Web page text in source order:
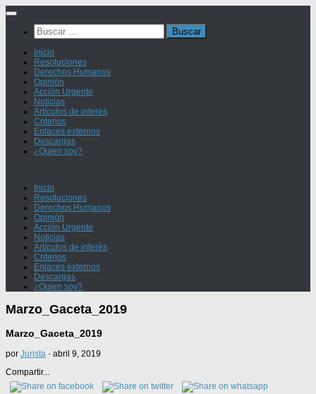
Saltar
contenidoBuscar:
Inicio
Resoluciones
Derechos Humanos
Opinión
Acción Urgente
Noticias
Artículos de interés
Criterios
Enlaces externos
Descargas
¿Quien soy?
Inicio
Resoluciones
Derechos Humanos
Opinión
Acción Urgente
Noticias
Artículos de interés
Criterios
Enlaces externos
Descargas
¿Quien soy?
Marzo_Gaceta_2019
Marzo_Gaceta_2019
por Jurista · abril 9, 2019
Compartir...